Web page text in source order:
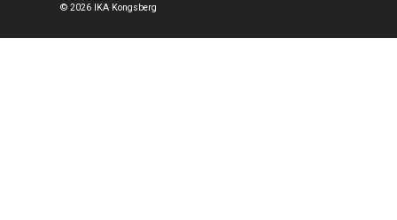
© 2026 IKA Kongsberg